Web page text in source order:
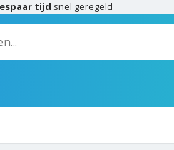
tijd snel geregeld